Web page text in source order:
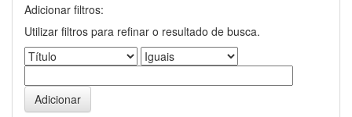
Adicionar filtros:
Utilizar filtros para refinar o resultado de busca.